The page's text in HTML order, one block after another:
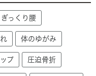
ぎっくり腰
体のゆがみ
プ 圧迫骨折